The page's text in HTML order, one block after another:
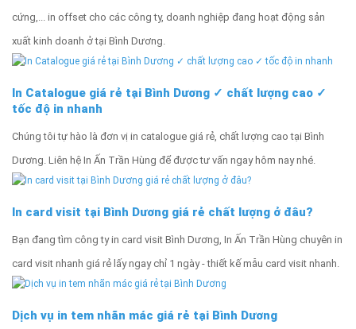
cứng,... in offset cho các công ty, doanh nghiệp đang hoạt động sản
xuất kinh doanh ở tại Bình Dương.
In Catalogue giá rẻ tại Bình Dương ✓ chất lượng cao ✓
tốc độ in nhanh
Chúng tôi tự hào là đơn vị in catalogue giá rẻ, chất lượng cao tại Bình
Dương. Liên hệ In Ấn Trần Hùng để được tư vấn ngay hôm nay nhé.
In card visit tại Bình Dương giá rẻ chất lượng ở đâu?
Bạn đang tìm công ty in card visit Bình Dương, In Ấn Trần Hùng chuyên in
card visit nhanh giá rẻ lấy ngay chỉ 1 ngày - thiết kế mẫu card visit nhanh.
Dịch vụ in tem nhãn mác giá rẻ tại Bình Dương